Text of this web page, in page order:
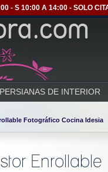
- S 10:00 A 14:00 - SOLO
PERSIANAS DE INTERIOR
Fotográfico Cocina Idesia
Enrollable